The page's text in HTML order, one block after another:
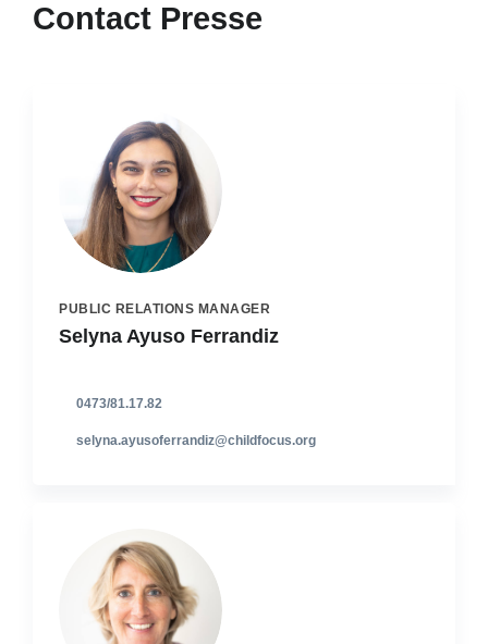
Contact Presse
PUBLIC RELATIONS MANAGER
Selyna Ayuso Ferrandiz
0473/81.17.82
selyna.ayusoferrandiz@childfocus.org